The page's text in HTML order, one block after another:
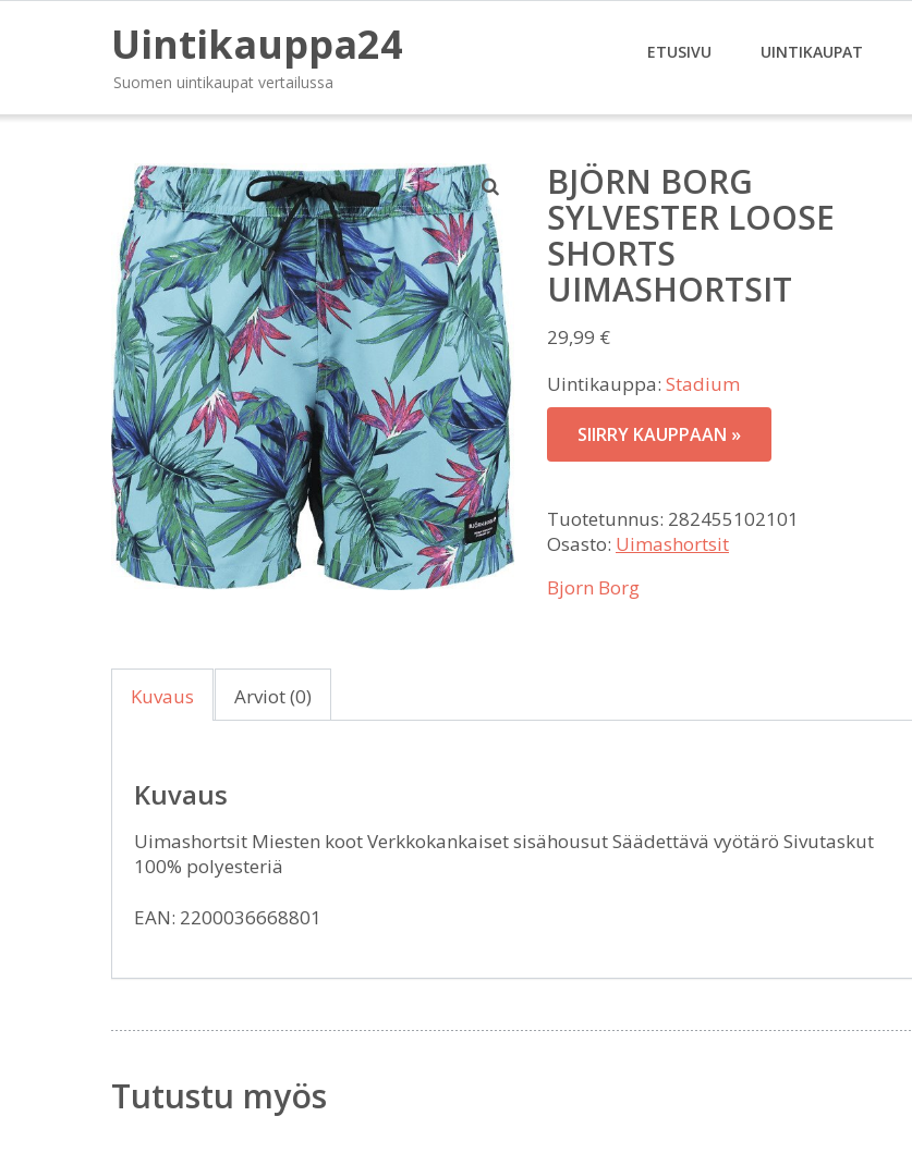
Uintikauppa24
Suomen uintikaupat vertailussa
ETUSIVU UINTIKAUPAT
BJÖRN BORG
SYLVESTER LOOSE
SHORTS
UIMASHORTSIT
29,99 €
Uintikauppa: Stadium
SIIRRY KAUPPAAN »
Tuotetunnus: 282455102101
Osasto: Uimashortsit
Bjorn Borg
Kuvaus Arviot (0)
Kuvaus
Uimashortsit Miesten koot Verkkokankaiset sisähousut Säädettävä vyötärö Sivutaskut
100% polyesteriä
EAN: 2200036668801
Tutustu myös